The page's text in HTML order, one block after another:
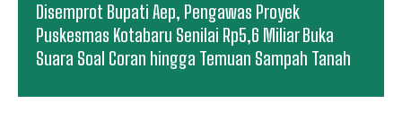
Disemprot Bupati Aep, Pengawas Proyek
Puskesmas Kotabaru Senilai Rp5,6 Miliar Buka
Suara Soal Coran hingga Temuan Sampah Tanah